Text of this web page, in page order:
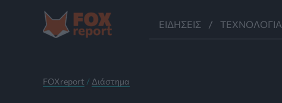
Μετάβαση
περιεχόμενο
ΕΙΔΉΣΕΙΣ ΤΕΧΝΟΛΟΓΊΑ
FOXreport / Διάστημα